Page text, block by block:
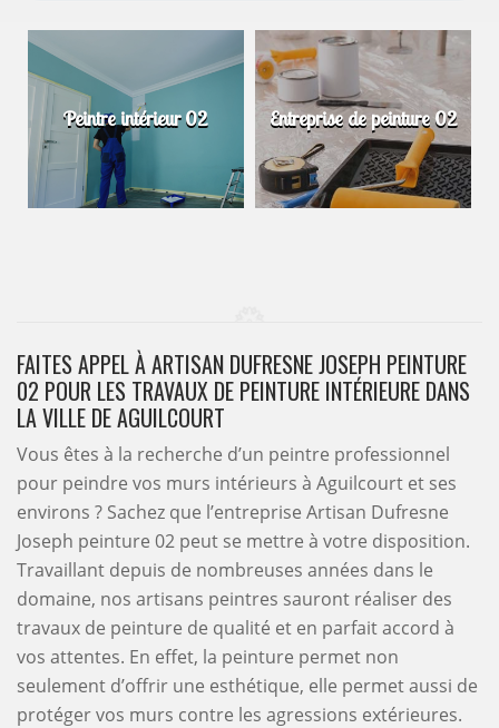
Peintre intérieur 02 Entreprise de peinture 02
FAITES APPEL À ARTISAN DUFRESNE JOSEPH PEINTURE
02 POUR LES TRAVAUX DE PEINTURE INTÉRIEURE DANS
LA VILLE DE AGUILCOURT
Vous êtes à la recherche d’un peintre professionnel
pour peindre vos murs intérieurs à Aguilcourt et ses
environs ? Sachez que l’entreprise Artisan Dufresne
Joseph peinture 02 peut se mettre à votre disposition.
Travaillant depuis de nombreuses années dans le
domaine, nos artisans peintres sauront réaliser des
travaux de peinture de qualité et en parfait accord à
vos attentes. En effet, la peinture permet non
seulement d’offrir une esthétique, elle permet aussi de
protéger vos murs contre les agressions extérieures.